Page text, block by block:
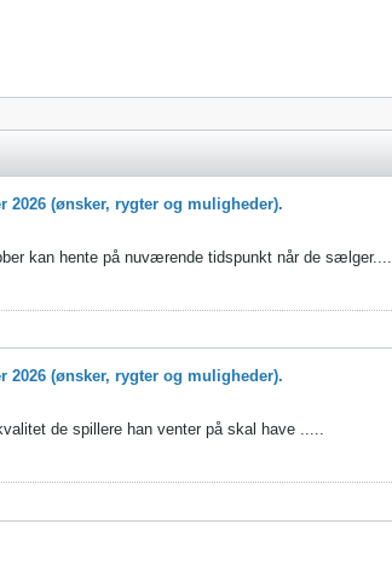
2026 (ønsker, rygter og muligheder).
kan hente på nuværende tidspunkt når de sælger....
2026 (ønsker, rygter og muligheder).
de spillere han venter på skal have .....